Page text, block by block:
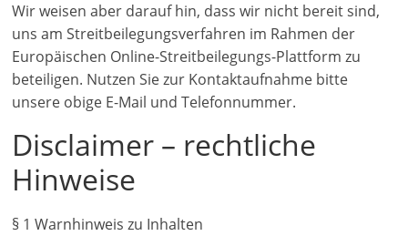
Wir weisen aber darauf hin, dass wir nicht bereit sind,
uns am Streitbeilegungsverfahren im Rahmen der
Europäischen Online-Streitbeilegungs-Plattform zu
beteiligen. Nutzen Sie zur Kontaktaufnahme bitte
unsere obige E-Mail und Telefonnummer.
Disclaimer – rechtliche
Hinweise
§ 1 Warnhinweis zu Inhalten